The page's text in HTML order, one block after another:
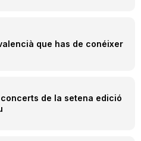
que has de conéixer
concerts de la setena edició